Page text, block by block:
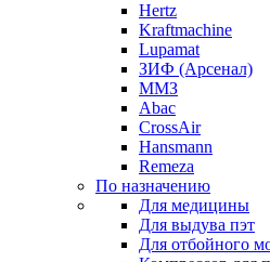
Hertz
Kraftmachine
Lupamat
ЗИФ (Арсенал)
ММЗ
Abac
CrossAir
Hansmann
Remeza
По назначению
Для медицины
Для выдува пэт
Для отбойного